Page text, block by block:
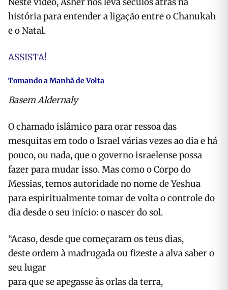
história para entender a ligação entre o Chanukah
e o Natal.
ASSISTA!
Tomando a Manhã de Volta
Basem Aldernaly
O chamado islâmico para orar ressoa das
mesquitas em todo o Israel várias vezes ao dia e há
pouco, ou nada, que o governo israelense possa
fazer para mudar isso. Mas como o Corpo do
Messias, temos autoridade no nome de Yeshua
para espiritualmente tomar de volta o controle do
dia desde o seu início: o nascer do sol.
“Acaso, desde que começaram os teus dias,
deste ordem à madrugada ou fizeste a alva saber o
seu lugar
para que se apegasse às orlas da terra,